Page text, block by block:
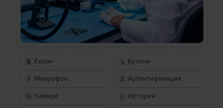
Екран Бутони
Микрофон Аутентификация
Камери История